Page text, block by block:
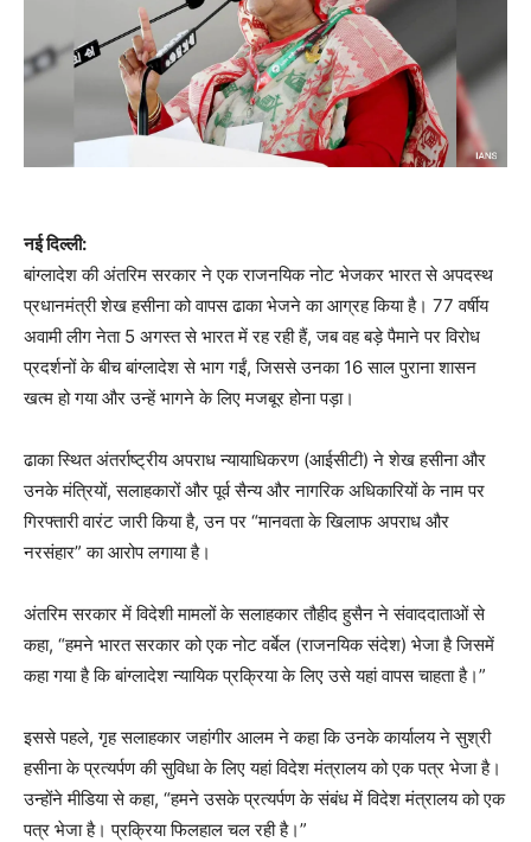
नई दिल्ली:
बांग्लादेश की अंतरिम सरकार ने एक राजनयिक नोट भेजकर भारत से अपदस्थ
प्रधानमंत्री शेख हसीना को वापस ढाका भेजने का आग्रह किया है। 77 वर्षीय
अवामी लीग नेता 5 अगस्त से भारत में रह रही हैं, जब वह बड़े पैमाने पर विरोध
प्रदर्शनों के बीच बांग्लादेश से भाग गईं, जिससे उनका 16 साल पुराना शासन
खत्म हो गया और उन्हें भागने के लिए मजबूर होना पड़ा।
ढाका स्थित अंतर्राष्ट्रीय अपराध न्यायाधिकरण (आईसीटी) ने शेख हसीना और
उनके मंत्रियों, सलाहकारों और पूर्व सैन्य और नागरिक अधिकारियों के नाम पर
गिरफ्तारी वारंट जारी किया है, उन पर “मानवता के खिलाफ अपराध और
नरसंहार” का आरोप लगाया है।
अंतरिम सरकार में विदेशी मामलों के सलाहकार तौहीद हुसैन ने संवाददाताओं से
कहा, “हमने भारत सरकार को एक नोट वर्बेल (राजनयिक संदेश) भेजा है जिसमें
कहा गया है कि बांग्लादेश न्यायिक प्रक्रिया के लिए उसे यहां वापस चाहता है।”
इससे पहले, गृह सलाहकार जहांगीर आलम ने कहा कि उनके कार्यालय ने सुश्री
हसीना के प्रत्यर्पण की सुविधा के लिए यहां विदेश मंत्रालय को एक पत्र भेजा है।
उन्होंने मीडिया से कहा, “हमने उसके प्रत्यर्पण के संबंध में विदेश मंत्रालय को एक
पत्र भेजा है। प्रक्रिया फिलहाल चल रही है।”